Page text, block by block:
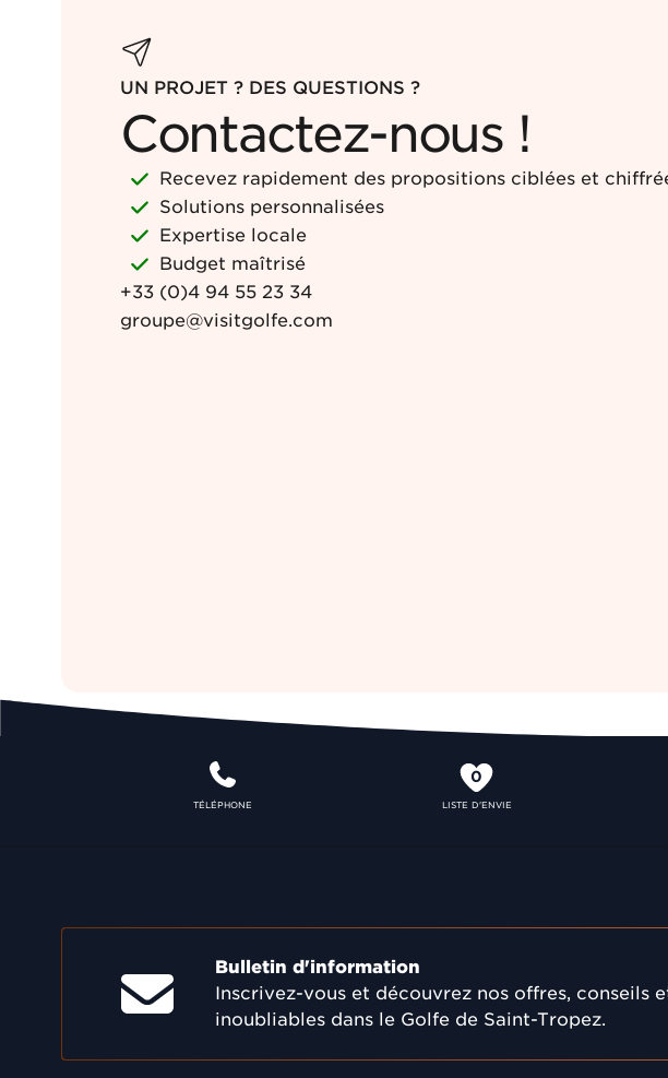
UN PROJET ? DES QUESTIONS ?
Contactez-nous !
Recevez rapidement des propositions ciblées et
Solutions personnalisées
Expertise locale
Budget maîtrisé
+33 (0)4 94 55 23 34
groupe@visitgolfe.com
TÉLÉPHONE
0
LISTE D'ENVIE
Bulletin d'information
Inscrivez-vous et découvrez nos offres, conseils
inoubliables dans le Golfe de Saint-Tropez.